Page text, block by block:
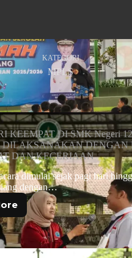
KATEGORI
MPLS
KEEMPAT DI SMK Negeri
DENGAN
DAN KECERIAAN
dimulai sejak pagi hari
dengan…